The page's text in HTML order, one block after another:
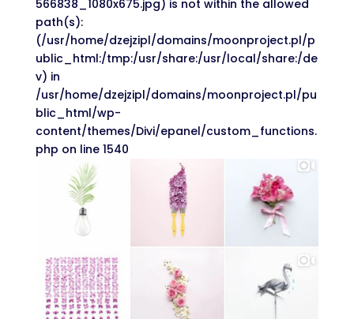
566838_1080x675.jpg) is not within the allowed
path(s):
(/usr/home/dzejzipl/domains/moonproject.pl/p
ublic_html:/tmp:/usr/share:/usr/local/share:/de
v) in
/usr/home/dzejzipl/domains/moonproject.pl/pu
blic_html/wp-
content/themes/Divi/epanel/custom_functions.
php on line 1540